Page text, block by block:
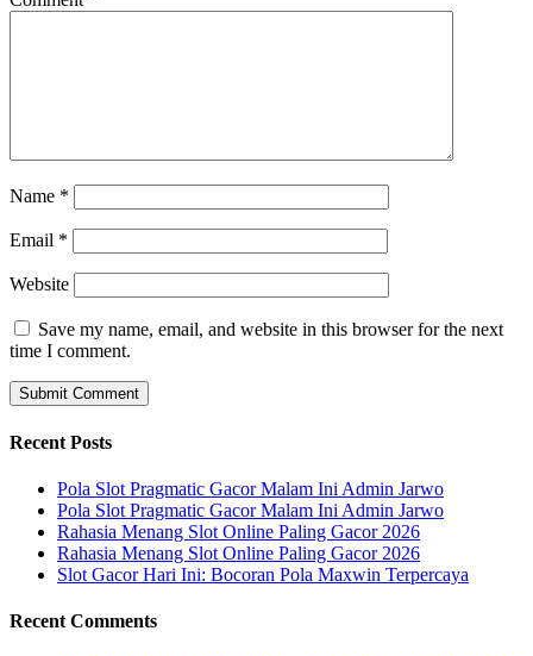
Name *
Email *
Website
Save my name, email, and website in this browser for the next
time I comment.
Recent Posts
Pola Slot Pragmatic Gacor Malam Ini Admin Jarwo
Pola Slot Pragmatic Gacor Malam Ini Admin Jarwo
Rahasia Menang Slot Online Paling Gacor 2026
Rahasia Menang Slot Online Paling Gacor 2026
Slot Gacor Hari Ini: Bocoran Pola Maxwin Terpercaya
Recent Comments